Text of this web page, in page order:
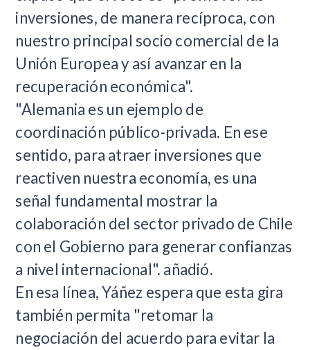
inversiones, de manera recíproca, con
nuestro principal socio comercial de la
Unión Europea y así avanzar en la
recuperación económica".
"Alemania es un ejemplo de
coordinación público-privada. En ese
sentido, para atraer inversiones que
reactiven nuestra economía, es una
señal fundamental mostrar la
colaboración del sector privado de Chile
con el Gobierno para generar confianzas
a nivel internacional". añadió.
En esa línea, Yáñez espera que esta gira
también permita "retomar la
negociación del acuerdo para evitar la